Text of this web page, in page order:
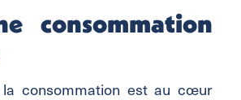
consommation
la consommation est au cœur